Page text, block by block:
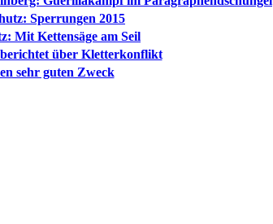
Sperrungen 2015
Mit Kettensäge am Seil
berichtet über Kletterkonflikt
sehr guten Zweck